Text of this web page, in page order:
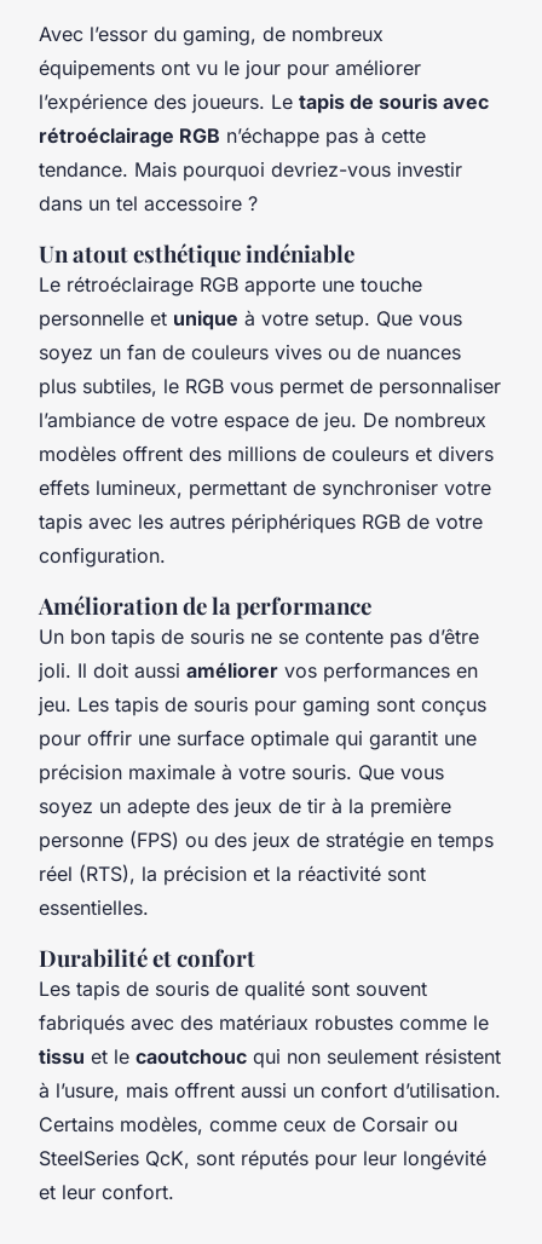
Avec l’essor du gaming, de nombreux
équipements ont vu le jour pour améliorer
l’expérience des joueurs. Le tapis de souris avec
rétroéclairage RGB n’échappe pas à cette
tendance. Mais pourquoi devriez-vous investir
dans un tel accessoire ?
Un atout esthétique indéniable
Le rétroéclairage RGB apporte une touche
personnelle et unique à votre setup. Que vous
soyez un fan de couleurs vives ou de nuances
plus subtiles, le RGB vous permet de personnaliser
l’ambiance de votre espace de jeu. De nombreux
modèles offrent des millions de couleurs et divers
effets lumineux, permettant de synchroniser votre
tapis avec les autres périphériques RGB de votre
configuration.
Amélioration de la performance
Un bon tapis de souris ne se contente pas d’être
joli. Il doit aussi améliorer vos performances en
jeu. Les tapis de souris pour gaming sont conçus
pour offrir une surface optimale qui garantit une
précision maximale à votre souris. Que vous
soyez un adepte des jeux de tir à la première
personne (FPS) ou des jeux de stratégie en temps
réel (RTS), la précision et la réactivité sont
essentielles.
Durabilité et confort
Les tapis de souris de qualité sont souvent
fabriqués avec des matériaux robustes comme le
tissu et le caoutchouc qui non seulement résistent
à l’usure, mais offrent aussi un confort d’utilisation.
Certains modèles, comme ceux de Corsair ou
SteelSeries QcK, sont réputés pour leur longévité
et leur confort.